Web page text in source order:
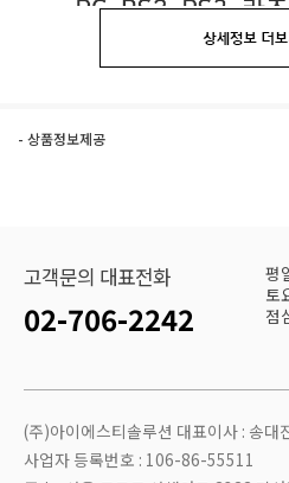
- 상품정보제공
고객문의 대표전화
02-706-2242
평
토
점
(주)아이에스티솔루션 대표이사 : 송대
사업자 등록번호 : 106-86-55511